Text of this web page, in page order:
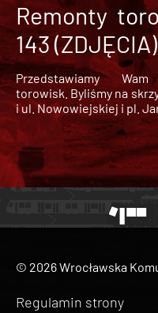
Remonty
143 (ZDJĘCIA)
Przedstawiamy
torowisk. Byliśmy na
i ul. Nowowiejskiej i pl.
© 2026 Wrocławska
Regulamin strony